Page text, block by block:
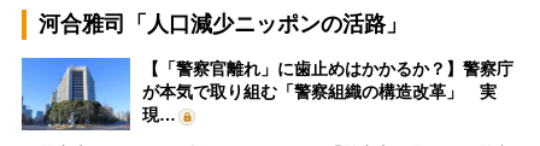
河合雅司「人口減少ニッポンの活路」
【「警察官離れ」に歯止めはかかるか？】警察庁
が本気で取り組む「警察組織の構造改革」 実
現…